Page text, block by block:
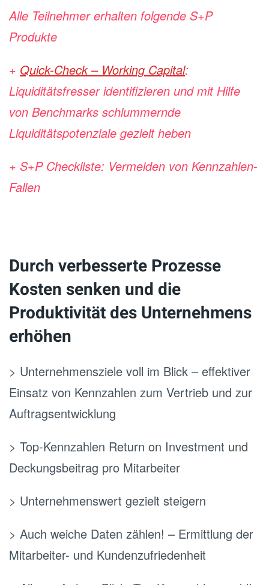
Alle Teilnehmer erhalten folgende S+P
Produkte
+ Quick-Check – Working Capital:
Liquiditätsfresser identifizieren und mit Hilfe
von Benchmarks schlummernde
Liquiditätspotenziale gezielt heben
+ S+P Checkliste: Vermeiden von Kennzahlen-
Fallen
Durch verbesserte Prozesse
Kosten senken und die
Produktivität des Unternehmens
erhöhen
> Unternehmensziele voll im Blick – effektiver
Einsatz von Kennzahlen zum Vertrieb und zur
Auftragsentwicklung
> Top-Kennzahlen Return on Investment und
Deckungsbeitrag pro Mitarbeiter
> Unternehmenswert gezielt steigern
> Auch weiche Daten zählen! – Ermittlung der
Mitarbeiter- und Kundenzufriedenheit